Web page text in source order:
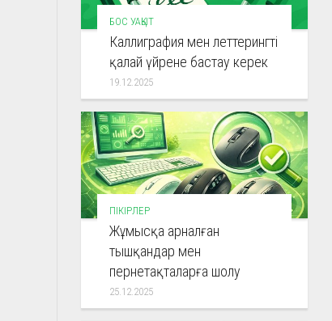
БОС УАҚЫТ
Каллиграфия мен леттерингті
қалай үйрене бастау керек
19.12.2025
ПІКІРЛЕР
Жұмысқа арналған
тышқандар мен
пернетақталарға шолу
25.12.2025